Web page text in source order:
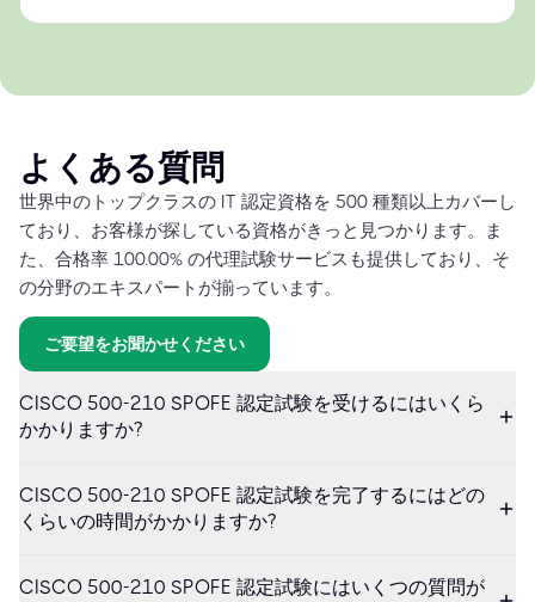
よくある質問
世界中のトップクラスの IT 認定資格を 500 種類以上カバーし
ており、お客様が探している資格がきっと見つかります。ま
た、合格率 100.00% の代理試験サービスも提供しており、そ
の分野のエキスパートが揃っています。
ご要望をお聞かせください
CISCO 500-210 SPOFE 認定試験を受けるにはいくら
かかりますか?
CISCO 500-210 SPOFE 認定試験を完了するにはどの
くらいの時間がかかりますか?
CISCO 500-210 SPOFE 認定試験にはいくつの質問が